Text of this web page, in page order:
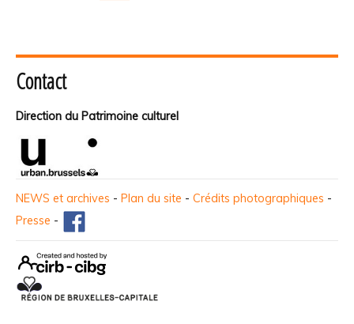
Contact
Direction du Patrimoine culturel
NEWS et archives - Plan du site - Crédits photographiques -
Presse -